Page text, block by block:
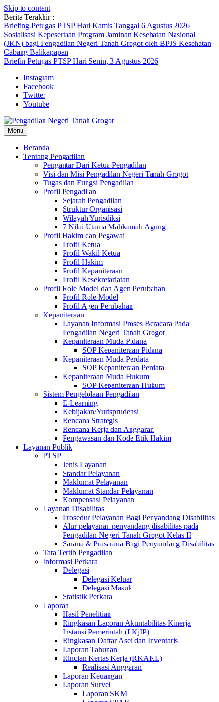
Skip to content
Berita Terakhir :
Briefing Petugas PTSP Hari Kamis Tanggal 6 Agustus 2026
Sosialisasi Kepesertaan Program Jaminan Kesehatan Nasional
(JKN) bagi Pengadilan Negeri Tanah Grogot oleh BPJS Kesehatan
Cabang Balikapapan
Briefin Petugas PTSP Hari Senin, 3 Agustus 2026
Instagram
Facebook
Twitter
Youtube
Menu
Beranda
Tentang Pengadilan
Pengantar Dari Ketua Pengadilan
Visi dan Misi Pengadilan Negeri Tanah Grogot
Tugas dan Fungsi Pengadilan
Profil Pengadilan
Sejarah Pengadilan
Struktur Organisasi
Wilayah Yurisdiksi
7 Nilai Utama Mahkamah Agung
Profil Hakim dan Pegawai
Profil Ketua
Profil Wakil Ketua
Profil Hakim
Profil Kepaniteraan
Profil Kesekretariatan
Profil Role Model dan Agen Perubahan
Profil Role Model
Profil Agen Perubahan
Kepaniteraan
Layanan Informasi Proses Beracara Pada
Pengadilan Negeri Tanah Grogot
Kepaniteraan Muda Pidana
SOP Kepaniteraan Pidana
Kepaniteraan Muda Perdata
SOP Kepaniteraan Perdata
Kepaniteraan Muda Hukum
SOP Kepaniteraan Hukum
Sistem Pengelolaan Pengadilan
E-Learning
Kebijakan/Yurisprudensi
Rencana Strategis
Rencana Kerja dan Anggaran
Pengawasan dan Kode Etik Hakim
Layanan Publik
PTSP
Jenis Layanan
Standar Pelayanan
Maklumat Pelayanan
Maklumat Standar Pelayanan
Kompensasi Pelayanan
Layanan Disabilitas
Prosedur Pelayanan Bagi Penyandang Disabilitas
Alur pelayanan penyandang disabilitas pada
Pengadilan Negeri Tanah Grogot Kelas II
Sarana & Prasarana Bagi Penyandang Disabilitas
Tata Tertib Pengadilan
Informasi Perkara
Delegasi
Delegasi Keluar
Delegasi Masuk
Statistik Perkara
Laporan
Hasil Penelitian
Ringkasan Laporan Akuntabilitas Kinerja
Instansi Pemerintah (LKjIP)
Ringkasan Daftar Aset dan Inventaris
Laporan Tahunan
Rincian Kertas Kerja (RKAKL)
Realisasi Anggaran
Laporan Keuangan
Laporan Survei
Laporan SKM